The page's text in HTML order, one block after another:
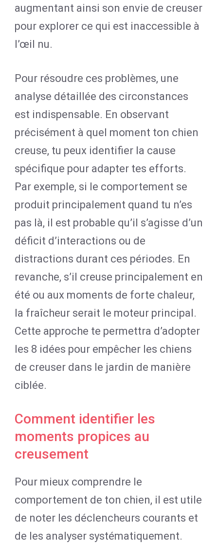
augmentant ainsi son envie de creuser
pour explorer ce qui est inaccessible à
l’œil nu.
Pour résoudre ces problèmes, une
analyse détaillée des circonstances
est indispensable. En observant
précisément à quel moment ton chien
creuse, tu peux identifier la cause
spécifique pour adapter tes efforts.
Par exemple, si le comportement se
produit principalement quand tu n’es
pas là, il est probable qu’il s’agisse d’un
déficit d’interactions ou de
distractions durant ces périodes. En
revanche, s’il creuse principalement en
été ou aux moments de forte chaleur,
la fraîcheur serait le moteur principal.
Cette approche te permettra d’adopter
les 8 idées pour empêcher les chiens
de creuser dans le jardin de manière
ciblée.
Comment identifier les
moments propices au
creusement
Pour mieux comprendre le
comportement de ton chien, il est utile
de noter les déclencheurs courants et
de les analyser systématiquement.